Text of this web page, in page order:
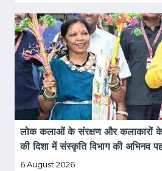
लोक कलाओं के संरक्षण और कलाकारों
की दिशा में संस्कृति विभाग की अभिनव
6 August 2026